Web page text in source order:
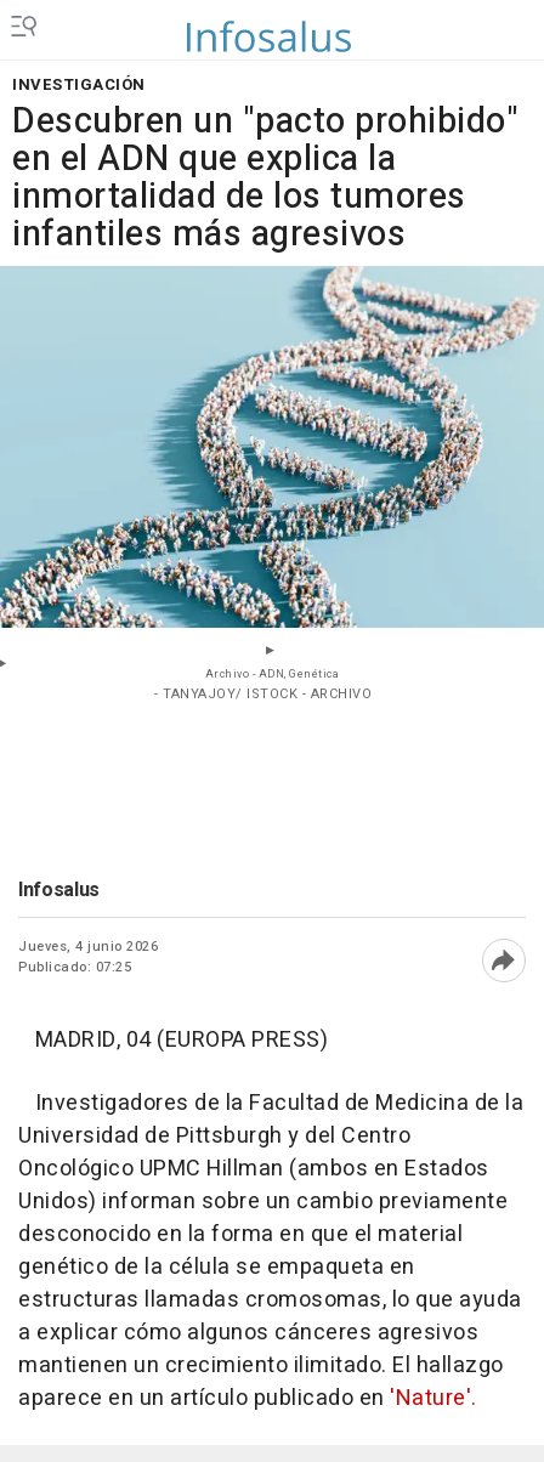
INVESTIGACIÓN
Descubren un "pacto prohibido"
en el ADN que explica la
inmortalidad de los tumores
infantiles más agresivos
Archivo - ADN, Genética
- TANYAJOY/ ISTOCK - ARCHIVO
Infosalus
Jueves, 4 junio 2026
Publicado: 07:25
MADRID, 04 (EUROPA PRESS)
Investigadores de la Facultad de Medicina de la
Universidad de Pittsburgh y del Centro
Oncológico UPMC Hillman (ambos en Estados
Unidos) informan sobre un cambio previamente
desconocido en la forma en que el material
genético de la célula se empaqueta en
estructuras llamadas cromosomas, lo que ayuda
a explicar cómo algunos cánceres agresivos
mantienen un crecimiento ilimitado. El hallazgo
aparece en un artículo publicado en 'Nature'.